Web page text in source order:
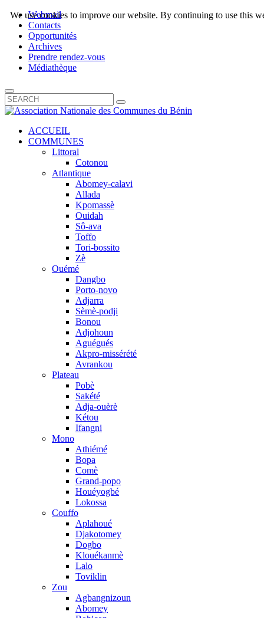
Webmail
Contacts
Opportunités
Archives
Prendre rendez-vous
Médiathèque
ACCUEIL
COMMUNES
Littoral
Cotonou
Atlantique
Abomey-calavi
Allada
Kpomassè
Ouidah
Sô-ava
Toffo
Tori-bossito
Zè
Ouémé
Dangbo
Porto-novo
Adjarra
Sèmè-podji
Bonou
Adjohoun
Aguégués
Akpro-missérété
Avrankou
Plateau
Pobè
Sakété
Adja-ouèrè
Kétou
Ifangni
Mono
Athiémé
Bopa
Comè
Grand-popo
Houéyogbé
Lokossa
Couffo
Aplahoué
Djakotomey
Dogbo
Klouékanmè
Lalo
Toviklin
Zou
Agbangnizoun
Abomey
We use cookies to improve our website. By continuing to use this